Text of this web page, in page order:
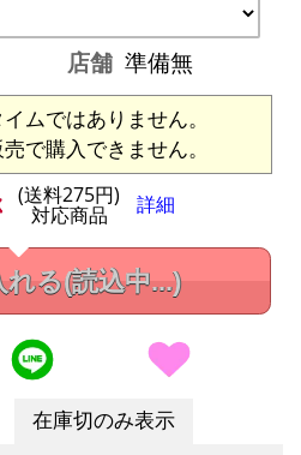
店舗 準備無
ムではありません。
で購入できません。
(送料275円)
対応商品 詳細
れる(読込中...)
在庫切のみ表示